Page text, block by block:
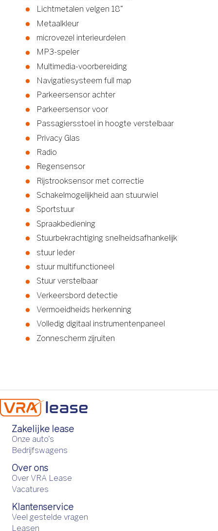
Lichtmetalen velgen 18"
Metaalkleur
microvezel interieurdelen
MP3-speler
Multimedia-voorbereiding
Navigatiesysteem full map
Parkeersensor achter
Parkeersensor voor
Passagiersstoel in hoogte verstelbaar
Privacy Glas
Radio
Regensensor
Rijstrooksensor met correctie
Schakelmogelijkheid aan stuurwiel
Sportstuur
Spraakbediening
Stuurbekrachtiging snelheidsafhankelijk
stuur leder
stuur multifunctioneel
Stuur verstelbaar
Verkeersbord detectie
Vermoeidheids herkenning
Volledig digitaal instrumentenpaneel
Zonnescherm zijruiten
Zakelijke lease
Onze auto's
Bedrijfswagens
Over ons
Over VRA Lease
Vacatures
Klantenservice
Veel gestelde vragen
Leasen